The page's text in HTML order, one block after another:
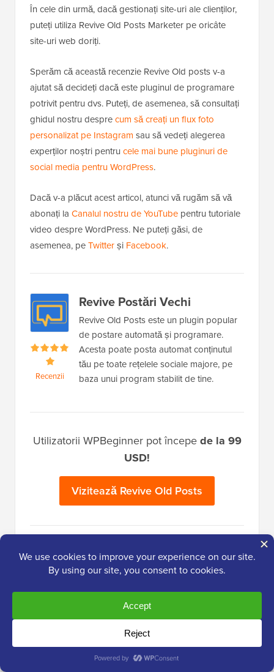
În cele din urmă, dacă gestionați site-uri ale clienților,
puteți utiliza Revive Old Posts Marketer pe oricâte
site-uri web doriți.
Sperăm că această recenzie Revive Old posts v-a
ajutat să decideți dacă este pluginul de programare
potrivit pentru dvs. Puteți, de asemenea, să consultați
ghidul nostru desprecum să creați un flux foto
personalizat pe Instagram sau să vedeți alegerea
experților noștri pentru cele mai bune pluginuri de
social media pentru WordPress.
Dacă v-a plăcut acest articol, atunci vă rugăm să vă
abonați la Canalul nostru de YouTube pentru tutoriale
video despre WordPress. Ne puteți găsi, de
asemenea, peTwitterși Facebook.
Recenzii
Revive Postări Vechi
Revive Old Posts este un plugin popular
de postare automată și programare.
Acesta poate posta automat conținutul
tău pe toate rețelele sociale majore, pe
baza unui program stabilit de tine.
Utilizatorii WPBeginner pot începe de la 99
USD!
Vizitează Revive Old Posts
Cel mai bun
instrumentar WordPress
Obține acces GRATUIT la instrumentarul
- o colecție de produse și resurse